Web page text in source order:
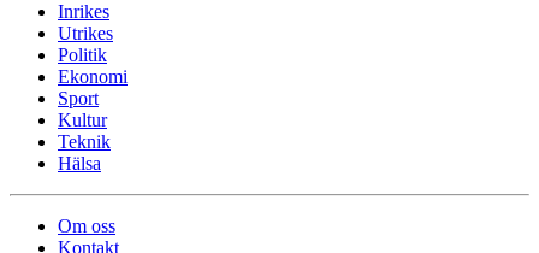
Inrikes
Utrikes
Politik
Ekonomi
Sport
Kultur
Teknik
Hälsa
Om oss
Kontakt